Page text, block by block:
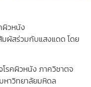
ผิวหนัง
ผัสร่วมกับแสงแดด โดย
รคผิวหนัง ภาควิชาตจ
หาวิทยาลัยมหิดล